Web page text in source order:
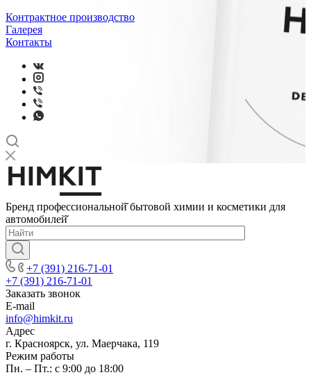
Контрактное производство
Галерея
Контакты
Бренд профессиональной̆ бытовой химии и косметики для
автомобилей̆
+7 (391) 216-71-01
+7 (391) 216-71-01
Заказать звонок
E-mail
info@himkit.ru
Адрес
г. Красноярск, ул. Маерчака, 119
Режим работы
Пн. – Пт.: с 9:00 до 18:00